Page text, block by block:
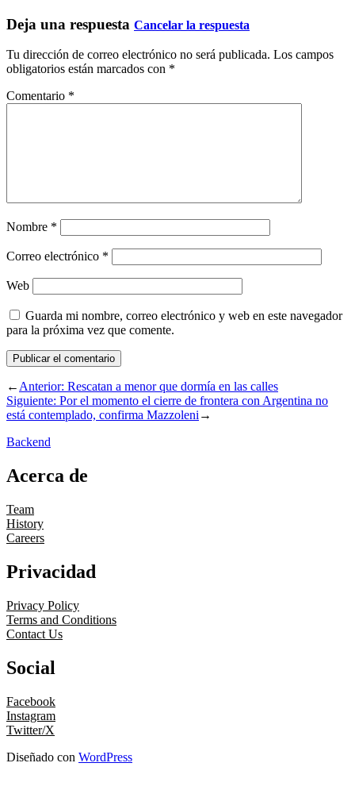
Deja una respuesta Cancelar la respuesta
Tu dirección de correo electrónico no será publicada. Los campos
obligatorios están marcados con *
Comentario *
Nombre *
Correo electrónico *
Web
Guarda mi nombre, correo electrónico y web en este navegador
para la próxima vez que comente.
←Anterior: Rescatan a menor que dormía en las calles
Siguiente: Por el momento el cierre de frontera con Argentina no
está contemplado, confirma Mazzoleni→
Backend
Acerca de
Team
History
Careers
Privacidad
Privacy Policy
Terms and Conditions
Contact Us
Social
Facebook
Instagram
Twitter/X
Diseñado con WordPress